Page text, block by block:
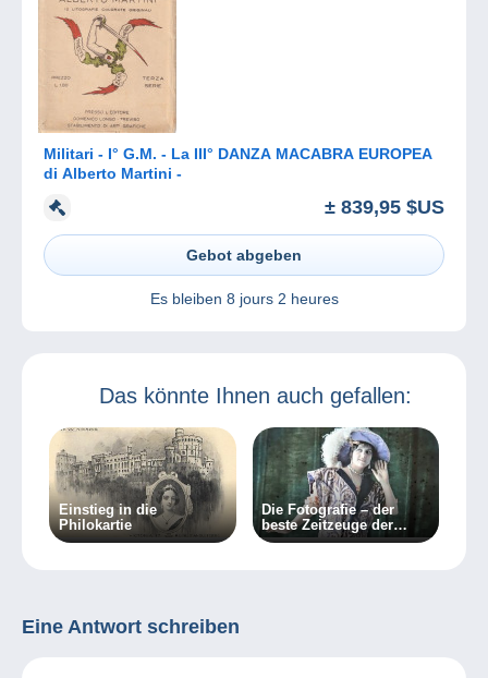
Militari - I° G.M. - La III° DANZA MACABRA EUROPEA
di Alberto Martini -
± 839,95 $US
Gebot abgeben
Es bleiben 8 jours 2 heures
Das könnte Ihnen auch gefallen:
Einstieg in die
Philokartie
Die Fotografie – der
beste Zeitzeuge der
Mode vergangener Tage
Eine Antwort schreiben